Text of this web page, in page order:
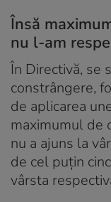
Însă
nu l-am
În Directivă, se
constrângere,
de aplicarea
maximumul de
nu a ajuns la
de cel puțin
vârsta